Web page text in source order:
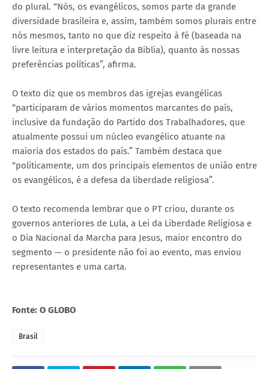
do plural. “Nós, os evangélicos, somos parte da grande
diversidade brasileira e, assim, também somos plurais entre
nós mesmos, tanto no que diz respeito à fé (baseada na
livre leitura e interpretação da Bíblia), quanto às nossas
preferências políticas”, afirma.
O texto diz que os membros das igrejas evangélicas
“participaram de vários momentos marcantes do país,
inclusive da fundação do Partido dos Trabalhadores, que
atualmente possui um núcleo evangélico atuante na
maioria dos estados do país.” Também destaca que
“politicamente, um dos principais elementos de união entre
os evangélicos, é a defesa da liberdade religiosa”.
O texto recomenda lembrar que o PT criou, durante os
governos anteriores de Lula, a Lei da Liberdade Religiosa e
o Dia Nacional da Marcha para Jesus, maior encontro do
segmento — o presidente não foi ao evento, mas enviou
representantes e uma carta.
Fonte: O GLOBO
Brasil